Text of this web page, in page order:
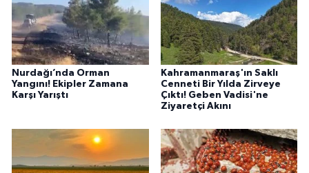
Nurdağı’nda Orman
Yangını! Ekipler Zamana
Karşı Yarıştı
Kahramanmaraş'ın Saklı
Cenneti Bir Yılda Zirveye
Çıktı! Geben Vadisi'ne
Ziyaretçi Akını
YEREL
BÖLGEDEN
BİLİM TEKNOLOJİ
SEÇİM 2015